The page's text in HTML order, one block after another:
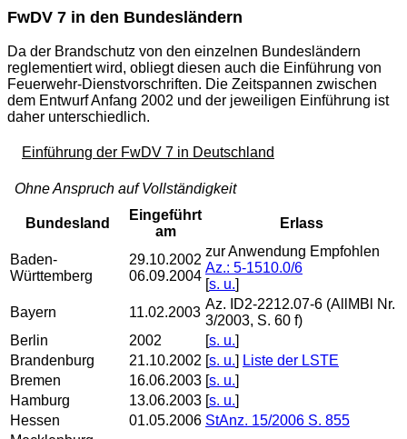
FwDV 7 in den Bundesländern
Da der Brandschutz von den einzelnen Bundesländern
reglementiert wird, obliegt diesen auch die Einführung von
Feuerwehr-Dienstvorschriften. Die Zeitspannen zwischen
dem Entwurf Anfang 2002 und der jeweiligen Einführung ist
daher unterschiedlich.
Einführung der FwDV 7 in Deutschland
Ohne Anspruch auf Vollständigkeit
Bundesland
Eingeführt
am
Erlass
Baden-
Württemberg
29.10.2002
06.09.2004
zur Anwendung Empfohlen
Az.: 5-1510.0/6
[s. u.]
Bayern
11.02.2003
Az. ID2-2212.07-6 (AllMBl Nr.
3/2003, S. 60 f)
Berlin
2002 [s. u.]
Brandenburg
21.10.2002 [s. u.] Liste der LSTE
Bremen
16.06.2003 [s. u.]
Hamburg
13.06.2003 [s. u.]
Hessen
01.05.2006 StAnz. 15/2006 S. 855